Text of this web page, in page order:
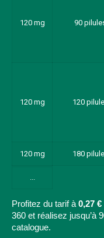
120 mg 90
120 mg 120
120 mg 180
...
Profitez du tarif à 0,27 €
360 et réalisez jusqu’à
catalogue.